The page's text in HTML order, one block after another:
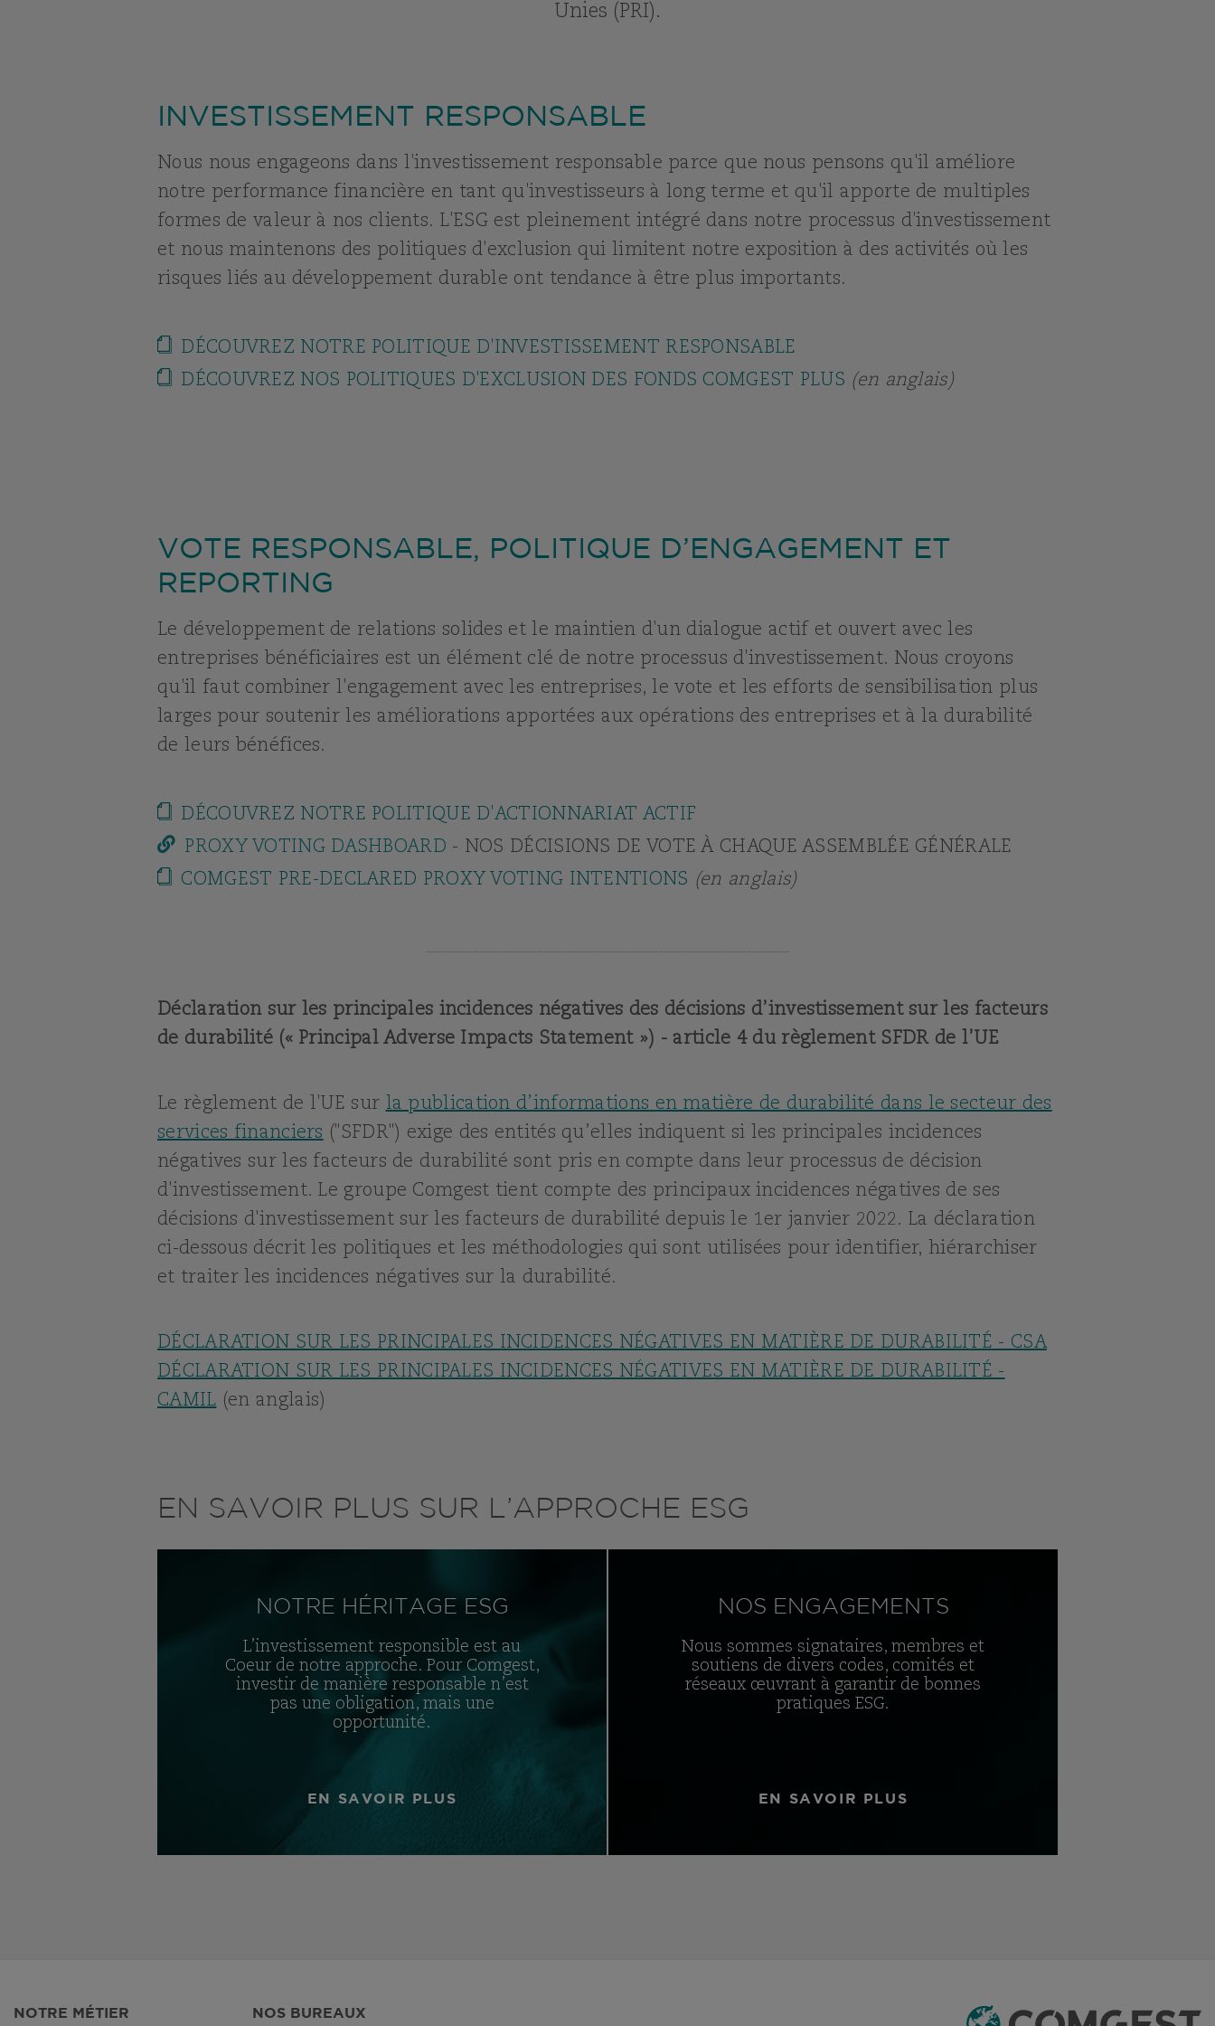
Unies (PRI).
INVESTISSEMENT RESPONSABLE
Nous nous engageons dans l'investissement responsable parce que nous pensons qu'il améliore
notre performance financière en tant qu'investisseurs à long terme et qu'il apporte de multiples
formes de valeur à nos clients. L'ESG est pleinement intégré dans notre processus d'investissement
et nous maintenons des politiques d'exclusion qui limitent notre exposition à des activités où les
risques liés au développement durable ont tendance à être plus importants.
DÉCOUVREZ NOTRE POLITIQUE D'INVESTISSEMENT RESPONSABLE
DÉCOUVREZ NOS POLITIQUES D'EXCLUSION DES FONDS COMGEST PLUS (en anglais)
VOTE RESPONSABLE, POLITIQUE D’ENGAGEMENT ET
REPORTING
Le développement de relations solides et le maintien d'un dialogue actif et ouvert avec les
entreprises bénéficiaires est un élément clé de notre processus d'investissement. Nous croyons
qu'il faut combiner l'engagement avec les entreprises, le vote et les efforts de sensibilisation plus
larges pour soutenir les améliorations apportées aux opérations des entreprises et à la durabilité
de leurs bénéfices.
DÉCOUVREZ NOTRE POLITIQUE D'ACTIONNARIAT ACTIF
PROXY VOTING DASHBOARD - NOS DÉCISIONS DE VOTE À CHAQUE ASSEMBLÉE GÉNÉRALE
COMGEST PRE-DECLARED PROXY VOTING INTENTIONS (en anglais)
Déclaration sur les principales incidences négatives des décisions d’investissement sur les facteurs
de durabilité (« Principal Adverse Impacts Statement ») - article 4 du règlement SFDR de l’UE
Le règlement de l'UE sur la publication d’informations en matière de durabilité dans le secteur des
services financiers ("SFDR") exige des entités qu’elles indiquent si les principales incidences
négatives sur les facteurs de durabilité sont pris en compte dans leur processus de décision
d'investissement. Le groupe Comgest tient compte des principaux incidences négatives de ses
décisions d'investissement sur les facteurs de durabilité depuis le 1er janvier 2022. La déclaration
ci-dessous décrit les politiques et les méthodologies qui sont utilisées pour identifier, hiérarchiser
et traiter les incidences négatives sur la durabilité.
DÉCLARATION SUR LES PRINCIPALES INCIDENCES NÉGATIVES EN MATIÈRE DE DURABILITÉ - CSA
DÉCLARATION SUR LES PRINCIPALES INCIDENCES NÉGATIVES EN MATIÈRE DE DURABILITÉ -
CAMIL (en anglais)
EN SAVOIR PLUS SUR L’APPROCHE ESG
NOTRE HÉRITAGE ESG
L’investissement responsible est au
Coeur de notre approche. Pour Comgest,
investir de manière responsable n’est
pas une obligation, mais une
opportunité.
EN SAVOIR PLUS
NOS ENGAGEMENTS
Nous sommes signataires, membres et
soutiens de divers codes, comités et
réseaux œuvrant à garantir de bonnes
pratiques ESG.
EN SAVOIR PLUS
NOTRE MÉTIER NOS BUREAUX